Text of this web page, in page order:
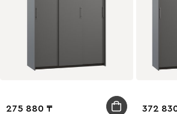
275 880 372